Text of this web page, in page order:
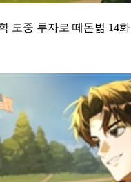
도중 투자로 떼돈벎 14화